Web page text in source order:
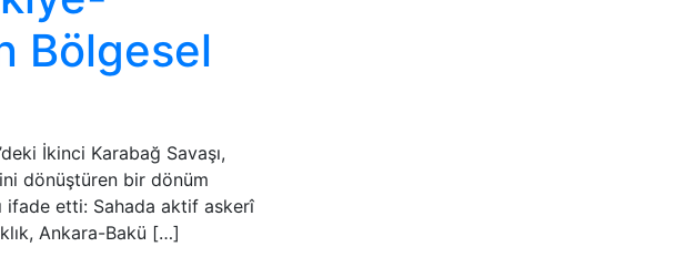
Bölgesel
İkinci Karabağ Savaşı,
dönüştüren bir dönüm
ifade etti: Sahada aktif askerî
Ankara-Bakü […]